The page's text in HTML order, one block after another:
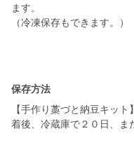
ます。
（冷凍保存もできます。）
保存方法
【手作り藁づと納豆キッ
着後、冷蔵庫で２０日、ま